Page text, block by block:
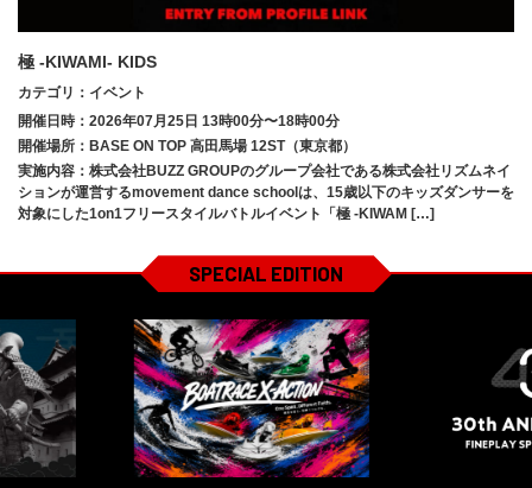
極 -KIWAMI- KIDS
カテゴリ：イベント
開催日時：2026年07月25日 13時00分〜18時00分
開催場所：BASE ON TOP 高田馬場 12ST（東京都）
実施内容：株式会社BUZZ GROUPのグループ会社である株式会社リズムネイ
ションが運営するmovement dance schoolは、15歳以下のキッズダンサーを
対象にした1on1フリースタイルバトルイベント「極 -KIWAM […]
SPECIAL EDITION